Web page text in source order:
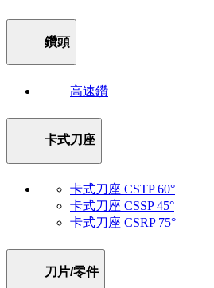
鑽頭
高速鑽
卡式刀座
卡式刀座 CSTP 60°
卡式刀座 CSSP 45°
卡式刀座 CSRP 75°
刀片/零件